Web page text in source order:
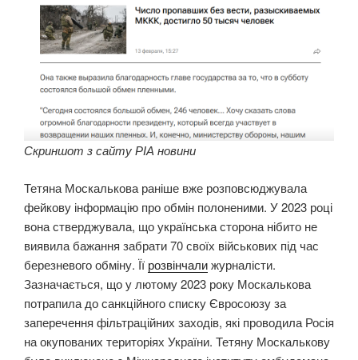
Скриншот з сайту РІА новини
Тетяна Москалькова раніше вже розповсюджувала
фейкову інформацію про обмін полоненими. У 2023 році
вона стверджувала, що українська сторона нібито не
виявила бажання забрати 70 своїх військових під час
березневого обміну. Її розвінчалижурналісти.
Зазначається, що у лютому 2023 року Москалькова
потрапила до санкційного списку Євросоюзу за
заперечення фільтраційних заходів, які проводила Росія
на окупованих територіях України. Тетяну Москалькову